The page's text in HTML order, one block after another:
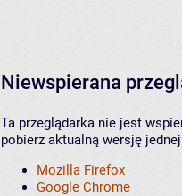
Niewspierana
Ta przeglądarka nie jest
pobierz aktualną wersję
Mozilla Firefox
Google Chrome